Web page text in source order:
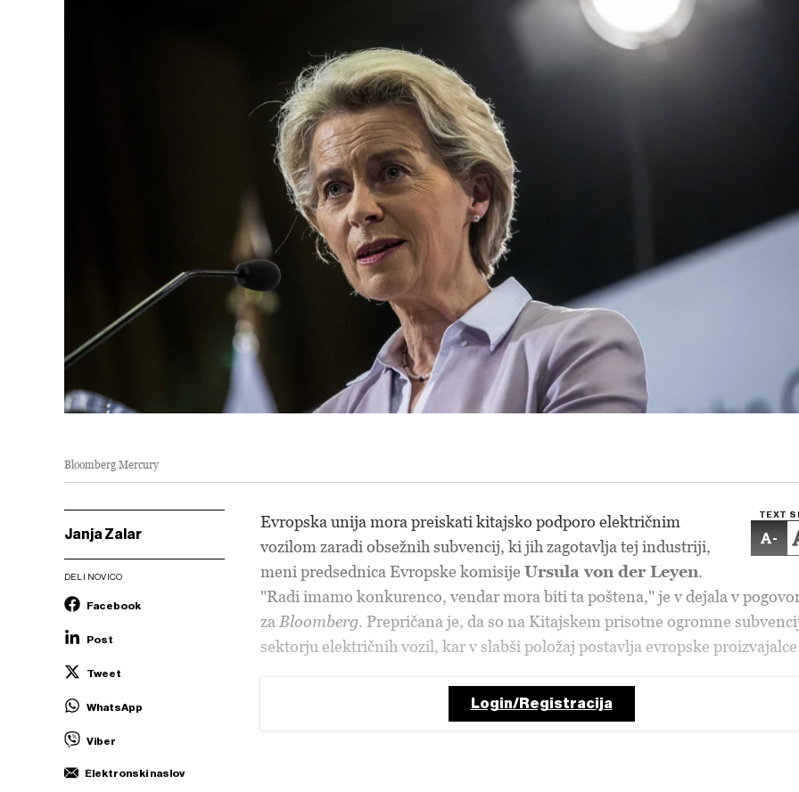
Bloomberg Mercury
Janja Zalar
DELI NOVICO
Facebook
Post
Tweet
WhatsApp
Viber
Elektronski naslov
TEXT
-
Evropska unija mora preiskati kitajsko podporo električnim
vozilom zaradi obsežnih subvencij, ki jih zagotavlja tej industriji,
meni predsednica Evropske komisije Ursula von der Leyen.
"Radi imamo konkurenco, vendar mora biti ta poštena," je v dejala v
za Bloomberg. Prepričana je, da so na Kitajskem prisotne ogromne
sektorju električnih vozil, kar v slabši položaj postavlja evropske
Login/Registracija